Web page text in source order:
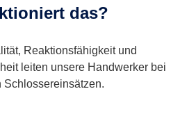
das?
Reaktionsfähigkeit und
leiten unsere Handwerker bei
Schlossereinsätzen.